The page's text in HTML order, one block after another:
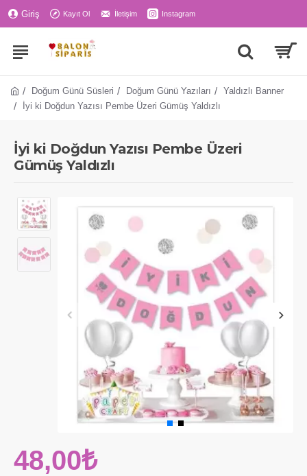
Giriş Kayıt Ol İletişim Instagram
Doğum Günü Süsleri Doğum Günü Yazıları
Yaldızlı Banner
İyi ki Doğdun Yazısı Pembe Üzeri Gümüş Yaldızlı
İyi ki Doğdun Yazısı Pembe Üzeri
Gümüş Yaldızlı
48,00₺